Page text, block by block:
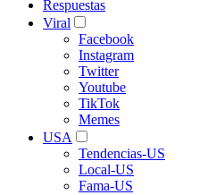
Respuestas
Viral
Facebook
Instagram
Twitter
Youtube
TikTok
Memes
USA
Tendencias-US
Local-US
Fama-US